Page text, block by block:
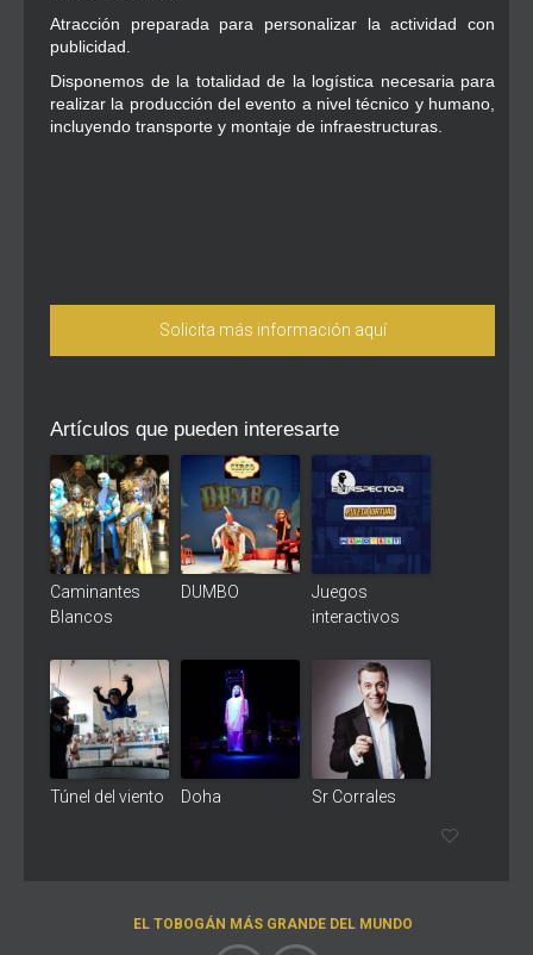
Atracción preparada para personalizar la actividad con
publicidad.
Disponemos de la totalidad de la logística necesaria para
realizar la producción del evento a nivel técnico y humano,
incluyendo transporte y montaje de infraestructuras.
Solicita más información aquí
Artículos que pueden interesarte
Caminantes
Blancos
DUMBO
Juegos
interactivos
Túnel del viento Doha Sr Corrales
EL TOBOGÁN MÁS GRANDE DEL MUNDO